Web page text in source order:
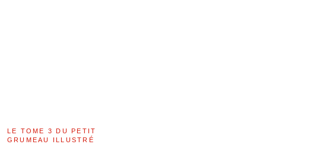
LE TOME 3 DU PETIT
GRUMEAU ILLUSTRÉ